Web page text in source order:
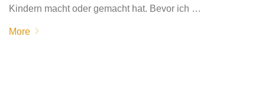
Kindern macht oder gemacht hat. Bevor ich …
More